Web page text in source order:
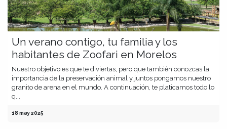
Un verano contigo, tu familia y los
habitantes de Zoofari en Morelos
Nuestro objetivo es que te diviertas, pero que también conozcas la
importancia de la preservación animal y juntos pongamos nuestro
granito de arena en el mundo. A continuación, te platicamos todo lo
q...
18 may 2025